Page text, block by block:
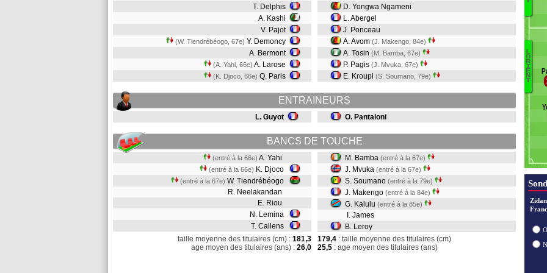
T. Delphis
A. Kashi
V. Pajot
(W. Tiendrébéogo, 67e) Y. Demoncy
A. Bermont
(A. Yahi, 66e) A. Larose
(K. Djoco, 66e) Q. Paris
D. Yongwa Ngameni
L. Abergel
J. Ponceau
A. Avom (J. Makengo, 84e)
A. Tosin (M. Bamba, 67e)
P. Pagis (J. Mvuka, 67e)
E. Kroupi (S. Soumano, 79e)
ENTRAINEURS
L. Guyot O. Pantaloni
BANCS DE TOUCHE
(entré à la 66e) A. Yahi
(entré à la 66e) K. Djoco
(entré à la 67e) W. Tiendrébéogo
R. Neelakandan
E. Riou
N. Lemina
T. Callens
M. Bamba (entré à la 67e)
J. Mvuka (entré à la 67e)
S. Soumano (entré à la 79e)
J. Makengo (entré à la 84e)
G. Kalulu (entré à la 85e)
I. James
B. Leroy
taille moyenne des titulaires (cm) : 181,3
age moyen des titulaires (ans) : 26,0
179,4 : taille moyenne des titulaires (cm)
25,5 : age moyen des titulaires (ans)
L
O
R
I
E
N
T